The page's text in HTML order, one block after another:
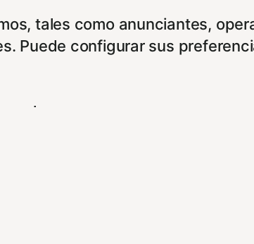
tales como anunciantes,
Puede configurar sus
enlaces: